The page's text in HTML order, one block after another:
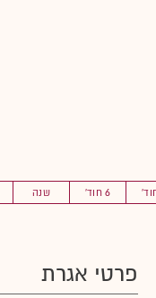
6 חוד' שנה
פרטי אגרת